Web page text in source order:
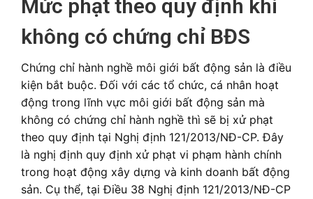
Mức phạt theo quy định khi
không có chứng chỉ BĐS
Chứng chỉ hành nghề môi giới bất động sản là điều
kiện bắt buộc. Đối với các tổ chức, cá nhân hoạt
động trong lĩnh vực môi giới bất động sản mà
không có chứng chỉ hành nghề thì sẽ bị xử phạt
theo quy định tại Nghị định 121/2013/NĐ-CP. Đây
là nghị định quy định xử phạt vi phạm hành chính
trong hoạt động xây dựng và kinh doanh bất động
sản. Cụ thể, tại Điều 38 Nghị định 121/2013/NĐ-CP